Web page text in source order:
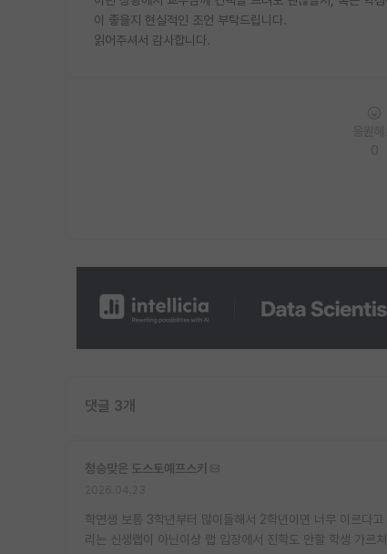
이 좋을지 현실적인 조언 부탁드립니다.
읽어주셔서 감사합니다.
댓글 3개
청승맞은 도스토예프스키
학연생 보통 3학년부터 많이들해서 2학년이면 너무 이르다
리는 신생랩이 아닌이상 랩 입장에서 진학도 안할 학생 가르쳐